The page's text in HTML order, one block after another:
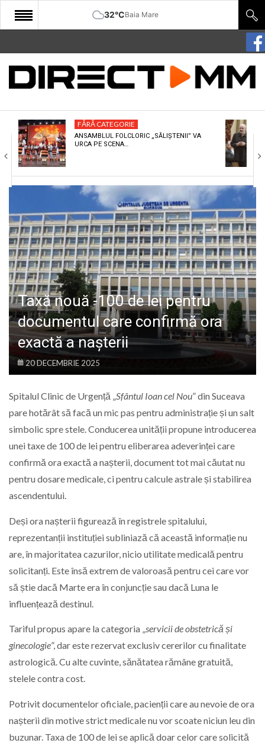
32°CBaia Mare
START
COMUNITATE
CULTURA
ECONOMIE
SANATATE
SPECIAL
POLITIC
LIFE
FĂRĂ CATEGORIE
ANSAMBLUL FOLCLORIC „SĂLIȘTENII” VA
URCA PE SCENA…
Taxă nouă -100 de lei pentru
documentul care confirmă ora
exactă a nașterii
20 DECEMBRIE 2025
Spitalul Clinic de Urgență „Sfântul Ioan cel Nou” din Suceava
pare hotărât să facă un mic pas pentru administrație și un salt
simbolic spre stele. Conducerea unității propune introducerea
unei taxe de 100 de lei pentru eliberarea adeverinței care
confirmă ora exactă a nașterii, document tot mai căutat nu
pentru dosare medicale, ci pentru calcule astrale și stabilirea
ascendentului.
Deși ora nașterii figurează în registrele spitalului,
reprezentanții instituției subliniază că această informație nu
are, în majoritatea cazurilor, nicio utilitate medicală pentru
solicitanți. Este însă extrem de valoroasă pentru cei care vor
să știe dacă Marte era în conjuncție sau dacă Luna le
influențează destinul.
Tariful propus apare la categoria „servicii de obstetrică și
ginecologie”, dar este rezervat exclusiv cererilor cu finalitate
astrologică. Cu alte cuvinte, sănătatea rămâne gratuită,
stelele contra cost.
Potrivit documentelor oficiale, pacienții care au nevoie de ora
nașterii din motive strict medicale nu vor scoate niciun leu din
buzunar. Taxa de 100 de lei se aplică doar celor care solicită